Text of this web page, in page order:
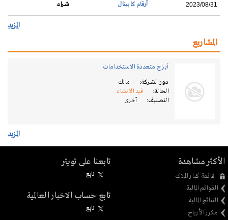
2023/08/31 أرقام كابيتال شراء
المزيد
المشاريع
أبراج متعددة الاستخدامات
دور الشركة:
مالك
الحالة:
قيد الانشاء
التصنيف:
آخرى
المزيد
الأكثر مشاهدة
قائمة كبار الملاك
القوائم المالية
النتائج المالية
مكرر الأرباح
تابعنا على تويتر
تابِع
تابع حساب الاخبار العالمية
تابِع